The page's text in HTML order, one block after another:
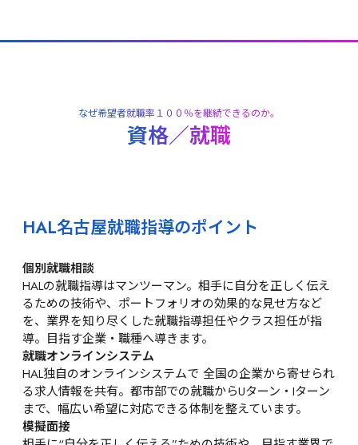
なぜ希望者就職率１００％を継続できるのか。
資格／就職
HAL名古屋就職指導のポイント
個別就職相談
HALの就職指導はマンツーマン。相手に自分を正しく伝え
るための技術や、ポートフォリオの効果的な見せ方など
を、業界を知り尽くした就職指導担任やクラス担任が指
導。目指す企業・職種へ導きます。
就職オンラインシステム
HAL独自のオンラインシステムで 全国の企業から寄せられ
る求人情報を共有。都市部での就職からUターン・Iターン
まで、幅広い希望に対応できる体制を整えています。
模擬面接